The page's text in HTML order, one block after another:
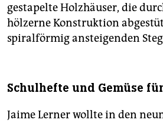
gestapelte Holzhäuser, die
hölzerne Konstruktion
spiralförmig ansteigenden
Schulhefte und Gemüse
Jaime Lerner wollte in den